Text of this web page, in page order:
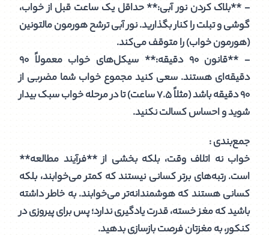
- **بلاک کردن نور آبی:** حداقل یک ساعت قبل از خواب،
گوشی و تبلت را کنار بگذارید. نور آبی ترشح هورمون مالتونین
(هورمون خواب) را متوقف می‌کند.
- **قانون ۹۰ دقیقه:** سیکل‌های خواب معمولاً ۹۰
دقیقه‌ای هستند. سعی کنید مجموع خواب شما مضربی از
۹۰ دقیقه باشد (مثلاً ۷.۵ ساعت) تا در مرحله خواب سبک بیدار
شوید و احساس کسالت نکنید.
جمع‌بندی :
خواب نه اتلاف وقت، بلکه بخشی از **فرآیند مطالعه**
است. رتبه‌های برتر کسانی نیستند که کمتر می‌خوابند، بلکه
کسانی هستند که هوشمندانه‌تر می‌خوابند. به خاطر داشته
باشید که مغز خسته، قدرت یادگیری ندارد؛ پس برای پیروزی در
کنکور، به مغزتان فرصت بازسازی بدهید.